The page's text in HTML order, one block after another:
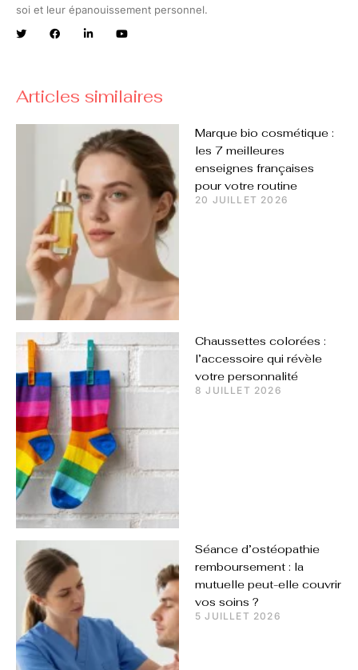
soi et leur épanouissement personnel.
Articles similaires
Marque bio cosmétique :
les 7 meilleures
enseignes françaises
pour votre routine
20 JUILLET 2026
Chaussettes colorées :
l’accessoire qui révèle
votre personnalité
8 JUILLET 2026
Séance d’ostéopathie
remboursement : la
mutuelle peut-elle couvrir
vos soins ?
5 JUILLET 2026